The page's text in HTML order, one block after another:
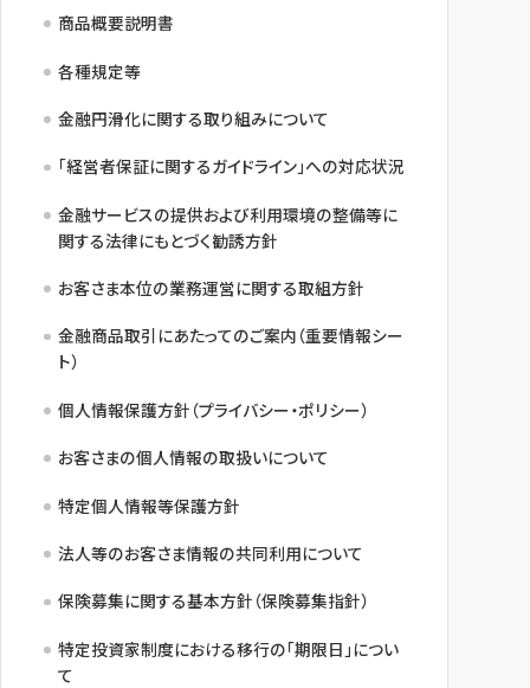
商品概要説明書
各種規定等
金融円滑化に関する取り組みについて
「経営者保証に関するガイドライン」への対応状況
金融サービスの提供および利用環境の整備等に
関する法律にもとづく勧誘方針
お客さま本位の業務運営に関する取組方針
金融商品取引にあたってのご案内（重要情報シー
ト）
個人情報保護方針（プライバシー・ポリシー）
お客さまの個人情報の取扱いについて
特定個人情報等保護方針
法人等のお客さま情報の共同利用について
保険募集に関する基本方針（保険募集指針）
特定投資家制度における移行の「期限日」につい
て